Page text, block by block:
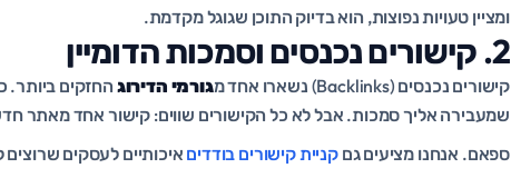
ומציין טעויות נפוצות, הוא בדיוק התוכן שגוגל מקדמת.
2. קישורים נכנסים וסמכות הדומיין
קישורים נכנסים (Backlinks) נשארו אחד מ גורמי הדירוג החזקים
שמעבירה אליך סמכות. אבל לא כל הקישורים שווים: קישור אחד מאתר
ספאם. אנחנו מציעים גםקניית קישורים בודדים איכותיים לעסקים